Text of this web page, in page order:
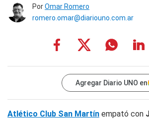
PorOmar Romero
romero.omar@diariouno.com.ar
Agregar Diario UNO en
Atlético Club San Martín empató con